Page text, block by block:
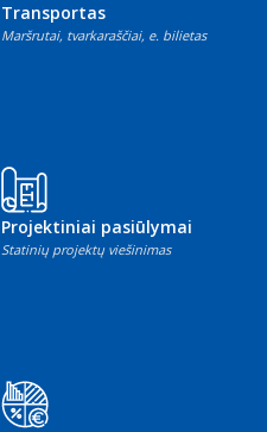
Transportas
Maršrutai, tvarkaraščiai, e. bilietas
Projektiniai pasiūlymai
Statinių projektų viešinimas